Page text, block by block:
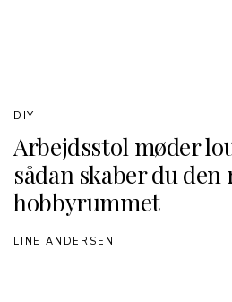
Arbejdsstol møder
sådan skaber du
hobbyrummet
DIY
LINE ANDERSEN